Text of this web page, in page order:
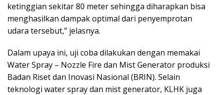
ketinggian sekitar 80 meter sehingga diharapkan bisa
menghasilkan dampak optimal dari penyemprotan
udara tersebut,” jelasnya.
Dalam upaya ini, uji coba dilakukan dengan memakai
Water Spray – Nozzle Fire dan Mist Generator produksi
Badan Riset dan Inovasi Nasional (BRIN). Selain
teknologi water spray dan mist generator, KLHK juga